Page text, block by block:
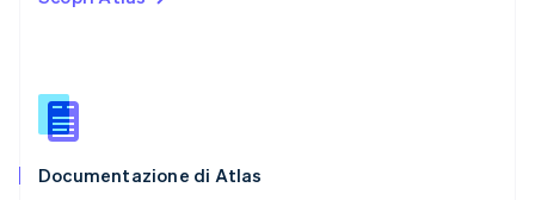
Documentazione di Atlas
English
Slovacchia
Slovenia